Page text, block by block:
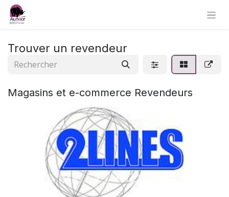
Trouver un revendeur
Magasins et e-commerce Revendeurs